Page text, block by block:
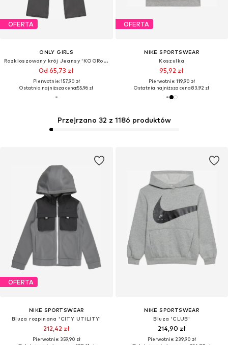
OFERTA
ONLY GIRLS
Rozkloszowany krój Jeansy 'KOGRoyal'
Od 65,73 zł
Pierwotnie: 157,90 zł
Ostatnia najniższa cena:55,96 zł
OFERTA
NIKE SPORTSWEAR
Koszulka
95,92 zł
Pierwotnie: 119,90 zł
Ostatnia najniższa cena:83,92 zł
Przejrzano 32 z 1186 produktów
OFERTA
NIKE SPORTSWEAR
Bluza rozpinana 'CITY UTILITY'
212,42 zł
Pierwotnie: 359,90 zł
NIKE SPORTSWEAR
Bluza 'CLUB'
214,90 zł
Pierwotnie: 239,90 zł